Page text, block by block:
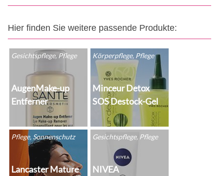
Hier finden Sie weitere passende Produkte:
Gesichtspflege, Pflege
AugenMake-up
Entferner
Körperpflege, Pflege
Minceur Detox
SOS Destock-Gel
Pflege, Sonnenschutz
Lancaster Mature
Gesichtspflege, Pflege
NIVEA